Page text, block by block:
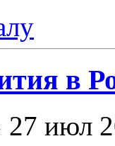
в
27 июл